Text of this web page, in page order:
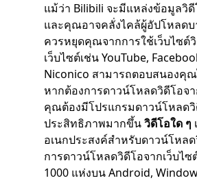
แม้ว่า Bilibili จะมีแหล่งข้อมูลวิ
และคุณอาจคลั่งไคล้ผู้อัปโหลด
ควรหยุดคุณจากการใช้เว็บไซต์
เว็บไซต์เช่น YouTube,
Niconico สามารถตอบสนองคุ
หากต้องการดาวน์โหลดวิดีโอจ
คุณต้องมีโปรแกรมดาวน์โหลด
ประสิทธิภาพมากขึ้นวิดีโอใด ๆ
อเนกประสงค์สำหรับดาวน์โหล
การดาวน์โหลดวิดีโอจากเว็บไซ
1000 แห่งบน Android,